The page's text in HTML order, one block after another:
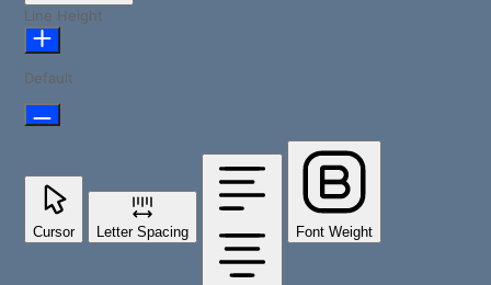
Line Height
Default
Cursor Letter Spacing Font Weight